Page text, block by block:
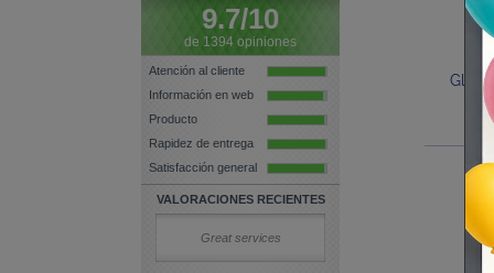
9.7/10
de 1394 opiniones
Atención al cliente
Información en web
Producto
Rapidez de entrega
Satisfacción general
VALORACIONES RECIENTES
Great services